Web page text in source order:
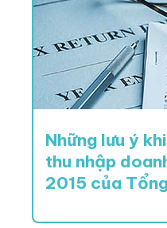
Những lưu ý
thu nhập
2015 của